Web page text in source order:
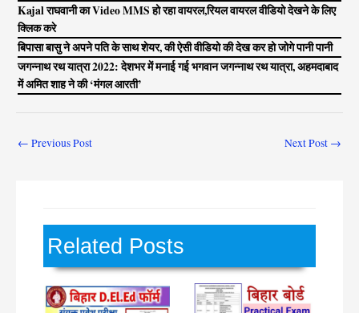
Kajal राघवानी का Video MMS हो रहा वायरल,रियल वायरल वीडियो देखने के लिए
क्लिक करे
बिपासा बासु ने अपने पति के साथ शेयर, की ऐसी वीडियो की देख कर हो जोगे पानी पानी
जगन्नाथ रथ यात्रा 2022: देशभर में मनाई गई भगवान जगन्नाथ रथ यात्रा, अहमदाबाद
में अमित शाह ने की ‘मंगल आरती’
← Previous Post Next Post →
Related Posts